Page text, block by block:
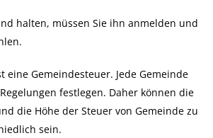
halten, müssen Sie ihn anmelden und
eine Gemeindesteuer. Jede Gemeinde
festlegen. Daher können die
die Höhe der Steuer von Gemeinde zu
sein.